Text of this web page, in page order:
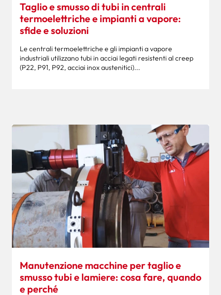
Taglio e smusso di tubi in centrali
termoelettriche e impianti a vapore:
sfide e soluzioni
Le centrali termoelettriche e gli impianti a vapore
industriali utilizzano tubi in acciai legati resistenti al creep
(P22, P91, P92, acciai inox austenitici)...
Manutenzione macchine per taglio e
smusso tubi e lamiere: cosa fare, quando
e perché